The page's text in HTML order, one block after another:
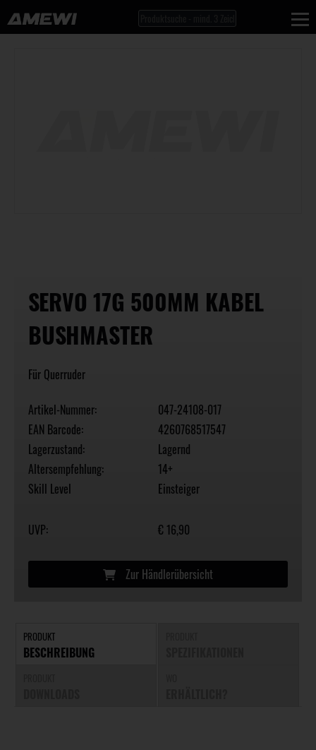
SERVO 17G 500MM KABEL
BUSHMASTER
Für Querruder
Artikel-Nummer:
047-24108-017
EAN Barcode:
4260768517547
Lagerzustand:
Lagernd
Altersempfehlung:
14+
Skill Level
Einsteiger
UVP: € 16,90
Zur Händlerübersicht
PRODUKT
BESCHREIBUNG